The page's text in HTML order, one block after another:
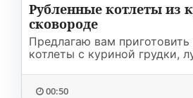
Рубленные котлеты из
сковороде
Предлагаю вам
котлеты с куриной грудки,
00:50